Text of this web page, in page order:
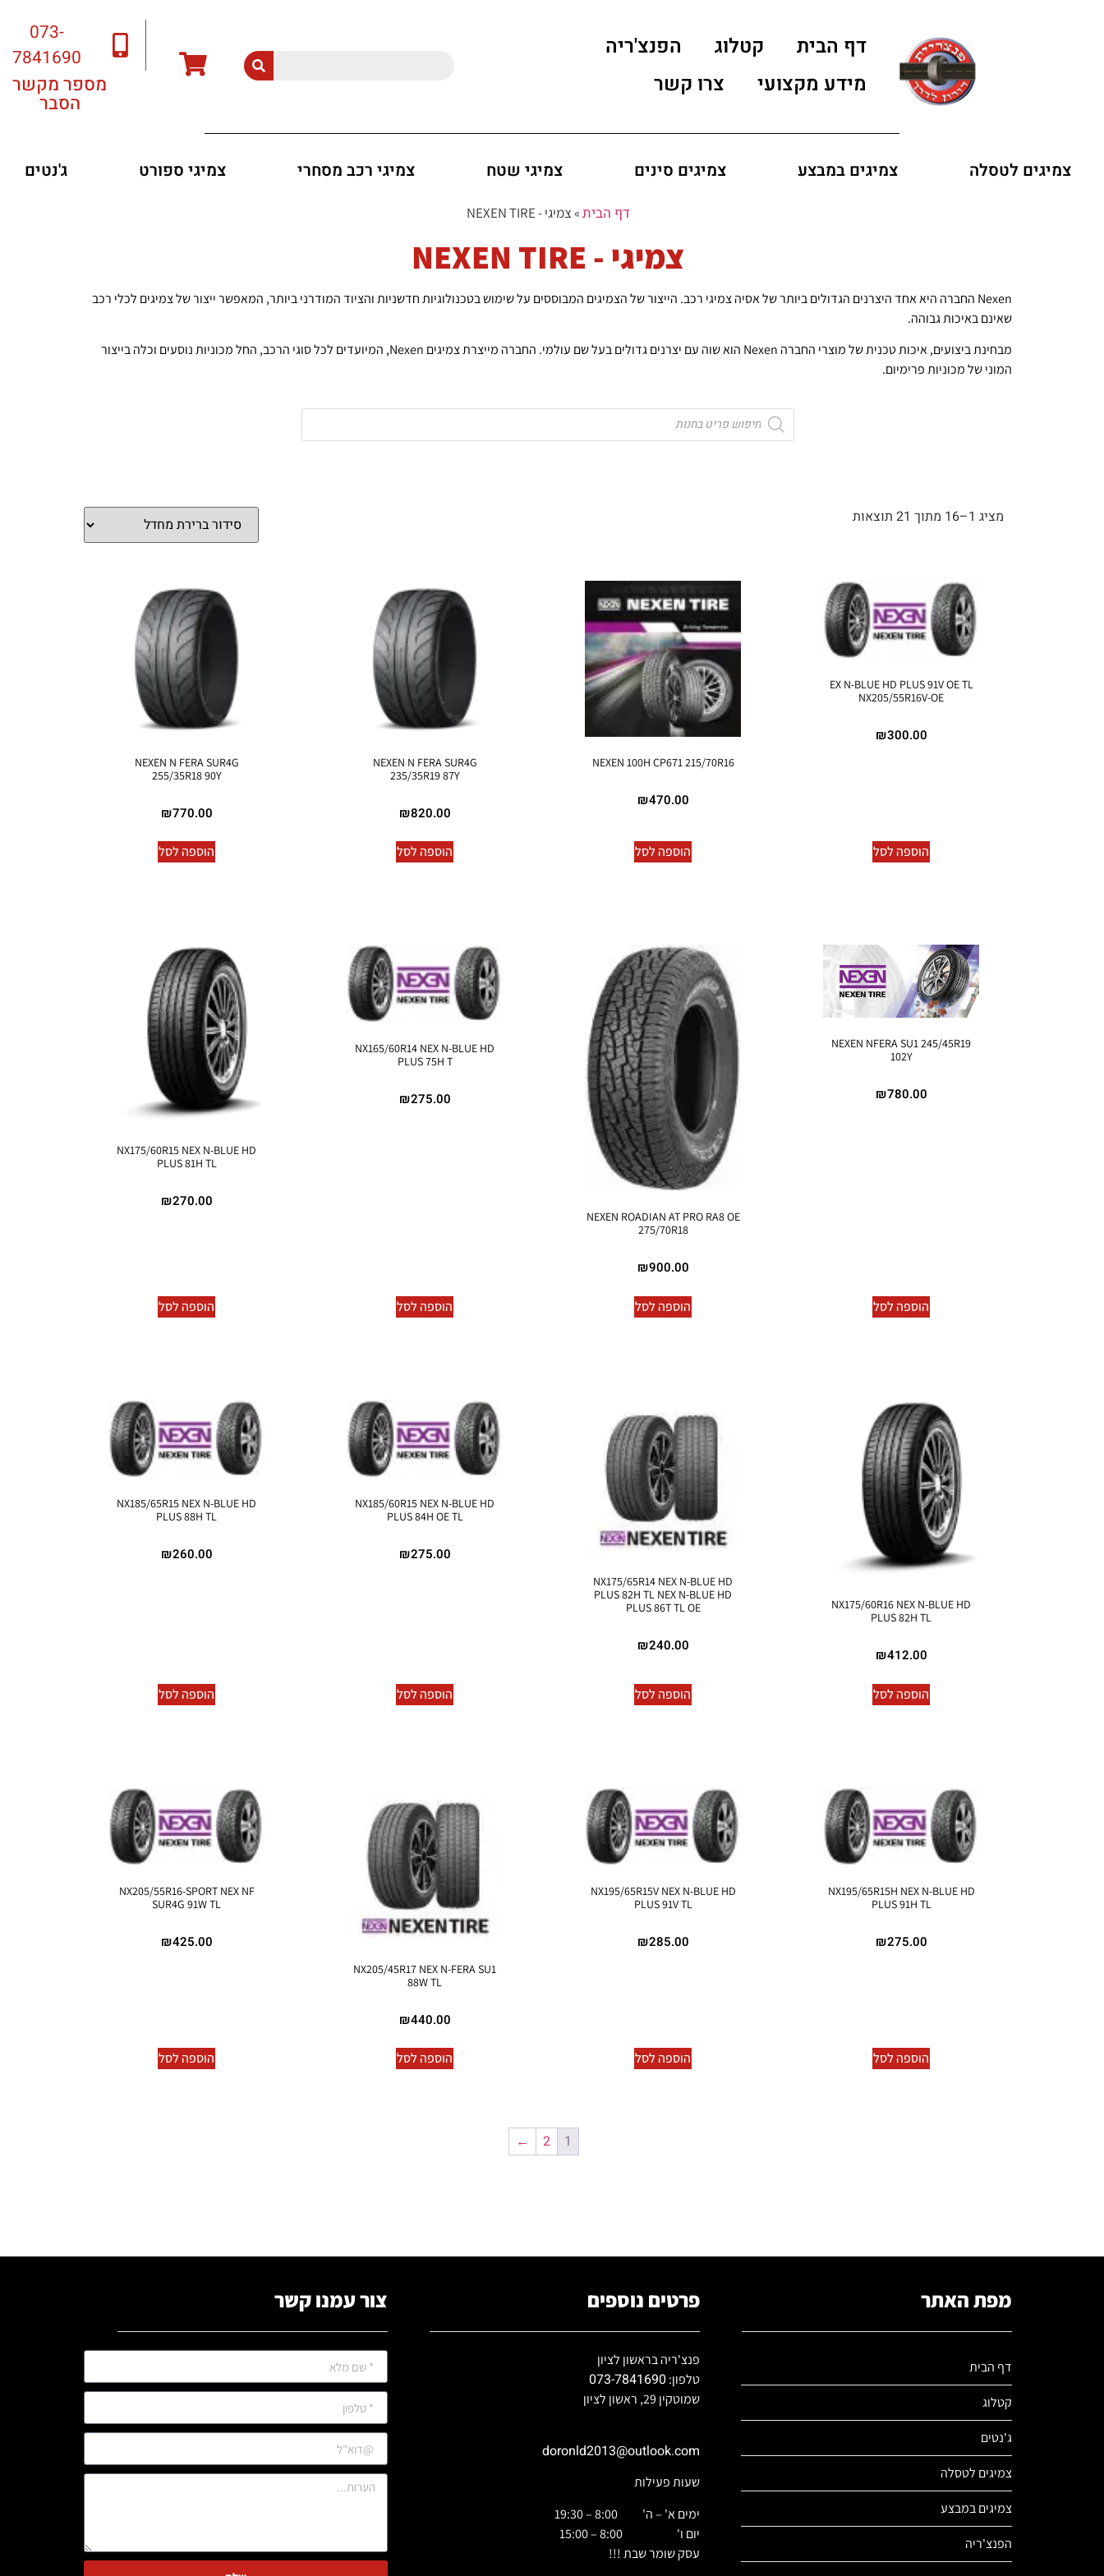
דף הבית קטלוג
הפנצ'ריה
מידע מקצועי
צרו קשר
073-
7841690
מספר מקשר
הסבר
צמיגים לטסלה צמיגים במבצע צמיגים סינים צמיגי שטח צמיגי רכב מסחרי צמיגי ספורט ג'נטים
דף הבית»צמיגי - NEXEN TIRE
צמיגי - NEXEN TIRE
Nexen החברה היא אחד היצרנים הגדולים ביותר של אסיה צמיגי רכב. הייצור של הצמיגים המבוססים על שימוש בטכנולוגיות חדשניות והציוד המודרני ביותר, המאפשר ייצור של צמיגים לכלי רכב
שאינם באיכות גבוהה.
מבחינת ביצועים, איכות טכנית של מוצרי החברה Nexen הוא שוה עם יצרנים גדולים בעל שם עולמי. החברה מייצרת צמיגים Nexen, המיועדים לכל סוגי הרכב, החל מכוניות נוסעים וכלה בייצור
המוני של מכוניות פרימיום.
מציג 1–16 מתוך 21 תוצאות
EX N-BLUE HD PLUS 91V OE TL
NX205/55R16V-OE
₪300.00
הוספה לסל
NEXEN 100H CP671 215/70R16
₪470.00
הוספה לסל
NEXEN N FERA SUR4G
235/35R19 87Y
₪820.00
הוספה לסל
NEXEN N FERA SUR4G
255/35R18 90Y
₪770.00
הוספה לסל
NEXEN NFERA SU1 245/45R19
102Y
₪780.00
הוספה לסל
NEXEN ROADIAN AT PRO RA8 OE
275/70R18
₪900.00
הוספה לסל
NX165/60R14 NEX N-BLUE HD
PLUS 75H T
₪275.00
הוספה לסל
NX175/60R15 NEX N-BLUE HD
PLUS 81H TL
₪270.00
הוספה לסל
NX175/60R16 NEX N-BLUE HD
PLUS 82H TL
₪412.00
הוספה לסל
NX175/65R14 NEX N-BLUE HD
PLUS 82H TL NEX N-BLUE HD
PLUS 86T TL OE
₪240.00
הוספה לסל
NX185/60R15 NEX N-BLUE HD
PLUS 84H OE TL
₪275.00
הוספה לסל
NX185/65R15 NEX N-BLUE HD
PLUS 88H TL
₪260.00
הוספה לסל
NX195/65R15H NEX N-BLUE HD
PLUS 91H TL
₪275.00
הוספה לסל
NX195/65R15V NEX N-BLUE HD
PLUS 91V TL
₪285.00
הוספה לסל
NX205/45R17 NEX N-FERA SU1
88W TL
₪440.00
הוספה לסל
NX205/55R16-SPORT NEX NF
SUR4G 91W TL
₪425.00
הוספה לסל
1
2
←
מפת האתר
דף הבית
קטלוג
ג'נטים
צמיגים לטסלה
צמיגים במבצע
הפנצ'ריה
פרטים נוספים
פנצ'ריה בראשון לציון
טלפון:073-7841690
שמוטקין 29, ראשון לציון
doronld2013@outlook.com
שעות פעילות
ימים א' – ה' 8:00 – 19:30
יום ו' 8:00 – 15:00
עסק שומר שבת !!!
צור עמנו קשר